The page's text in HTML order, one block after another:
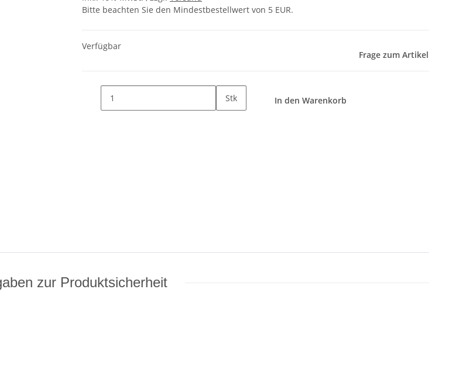
Bitte beachten Sie den Mindestbestellwert von 5 EUR.
Verfügbar
Frage zum Artikel
Stk In den Warenkorb
zur Produktsicherheit